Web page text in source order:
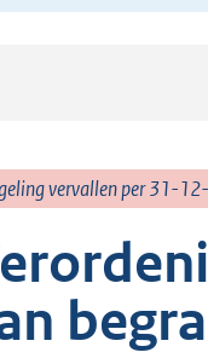
vervallen per 31-